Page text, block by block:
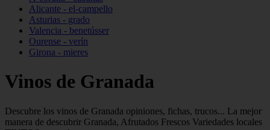
Alicante - el-campello
Asturias - grado
Valencia - benetússer
Ourense - verín
Girona - mieres
Vinos de Granada
Descubre los vinos de Granada opiniones, fichas, trucos... La mejor
manera de descubrir Granada, Afrutados Frescos Variedades locales